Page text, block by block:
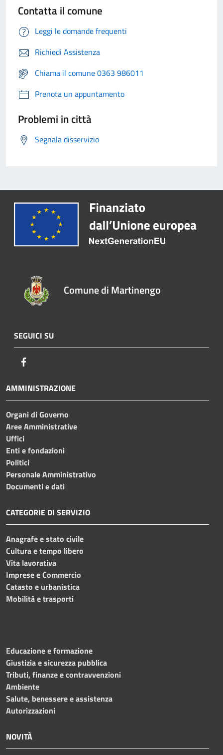
Contatta il comune
Leggi le domande frequenti
Richiedi Assistenza
Chiama il comune 0363 986011
Prenota un appuntamento
Problemi in città
Segnala disservizio
Comune di Martinengo
SEGUICI SU
AMMINISTRAZIONE
Organi di Governo
Aree Amministrative
Uffici
Enti e fondazioni
Politici
Personale Amministrativo
Documenti e dati
CATEGORIE DI SERVIZIO
Anagrafe e stato civile
Cultura e tempo libero
Vita lavorativa
Imprese e Commercio
Catasto e urbanistica
Mobilità e trasporti
Educazione e formazione
Giustizia e sicurezza pubblica
Tributi, finanze e contravvenzioni
Ambiente
Salute, benessere e assistenza
Autorizzazioni
NOVITÀ